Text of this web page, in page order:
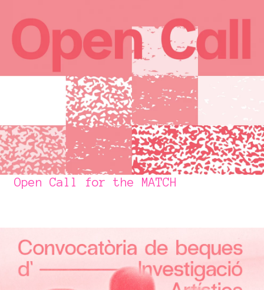
Open Call for the MATCH